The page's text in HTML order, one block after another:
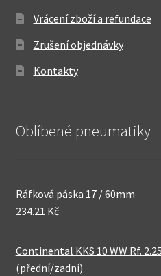
Vrácení zboží a refundace
Zrušení objednávky
Kontakty
Oblíbené pneumatiky
Ráfková páska 17 / 60mm
234.21 Kč
Continental KKS 10 WW Rf.
(přední/zadní)